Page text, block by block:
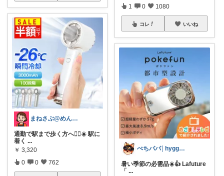
まねさぶ@めんどくさい→快適
通勤で駅まで歩く方へ🚶‍♀️☀️ 駅に
着く ...
￥ 3,320
0 0 762
1 0 1080
コレ いいね
ぺちパパ│hyggeな心意気を大切に🌿
暑い季節の必需品☀️👍 Lafuture
「 ...